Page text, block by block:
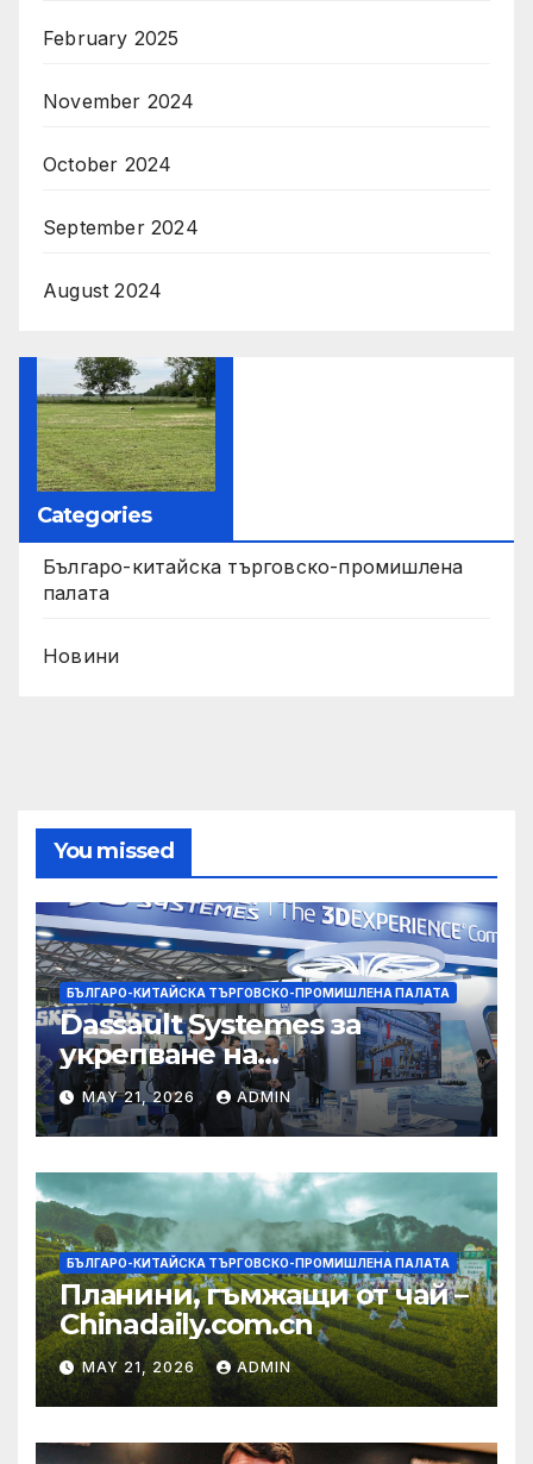
February 2025
November 2024
October 2024
September 2024
August 2024
Categories
Българо-китайска търговско-промишлена
палата
Новини
You missed
БЪЛГАРО-КИТАЙСКА ТЪРГОВСКО-ПРОМИШЛЕНА ПАЛАТА
Dassault Systemes за
укрепване на
изграждането на AI
екосистема в Китай
MAY 21, 2026 ADMIN
БЪЛГАРО-КИТАЙСКА ТЪРГОВСКО-ПРОМИШЛЕНА ПАЛАТА
Планини, гъмжащи от чай –
Chinadaily.com.cn
MAY 21, 2026 ADMIN